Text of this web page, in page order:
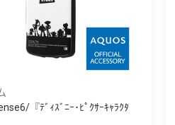
『ﾃﾞｨｽﾞﾆｰ･ﾋﾟｸｻｰｷｬﾗｸﾀ